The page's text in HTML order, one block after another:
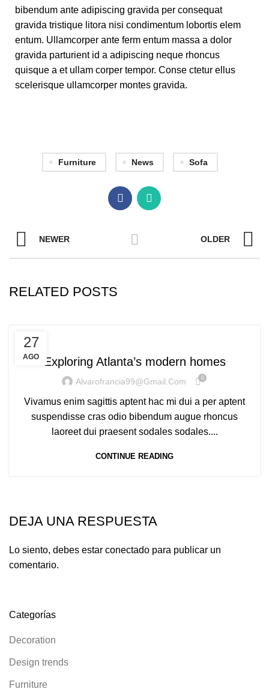
bibendum ante adipiscing gravida per consequat
gravida tristique litora nisi condimentum lobortis elem
entum. Ullamcorper ante ferm entum massa a dolor
gravida parturient id a adipiscing neque rhoncus
quisque a et ullam corper tempor. Conse ctetur ellus
scelerisque ullamcorper montes gravida.
Furniture News Sofa
NEWER OLDER
RELATED POSTS
27
AGO Exploring Atlanta’s modern homes
Alvarofrancia99@gmail.com 0
Vivamus enim sagittis aptent hac mi dui a per aptent
suspendisse cras odio bibendum augue rhoncus
laoreet dui praesent sodales sodales....
CONTINUE READING
DEJA UNA RESPUESTA
Lo siento, debes estar conectado para publicar un
comentario.
Categorías
Decoration
Design trends
Furniture